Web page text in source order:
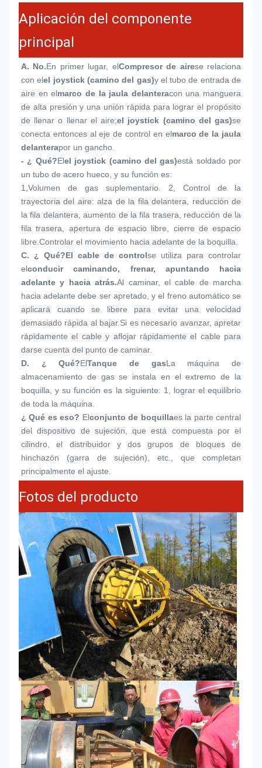
Aplicación del componente
principal
A. No.En primer lugar, elCompresor de airese relaciona
con elel joystick (camino del gas)y el tubo de entrada de
aire en elmarco de la jaula delanteracon una manguera
de alta presión y una unión rápida para lograr el propósito
de llenar o llenar el aire;el joystick (camino del gas)se
conecta entonces al eje de control en elmarco de la jaula
delanterapor un gancho.
- ¿ Qué?Elel joystick (camino del gas)está soldado por
un tubo de acero hueco, y su función es:
1, Volumen de gas suplementario. 2, Control de la
trayectoria del aire: alza de la fila delantera, reducción de
la fila delantera, aumento de la fila trasera, reducción de la
fila trasera, apertura de espacio libre, cierre de espacio
libre.Controlar el movimiento hacia adelante de la boquilla.
C. ¿ Qué?El cable de controlse utiliza para controlar
elconducir caminando, frenar, apuntando hacia
adelante y hacia atrás.Al caminar, el cable de marcha
hacia adelante debe ser apretado, y el freno automático se
aplicará cuando se libere para evitar una velocidad
demasiado rápida al bajar.Si es necesario avanzar, apretar
rápidamente el cable y aflojar rápidamente el cable para
darse cuenta del punto de caminar.
D. ¿ Qué?ElTanque de gasLa máquina de
almacenamiento de gas se instala en el extremo de la
boquilla, y su función es la siguiente: 1, lograr el equilibrio
de toda la máquina.
¿ Qué es eso? Elconjunto de boquillaes la parte central
del dispositivo de sujeción, que está compuesta por el
cilindro, el distribuidor y dos grupos de bloques de
hinchazón (garra de sujeción), etc., que completan
principalmente el ajuste.
Fotos del producto